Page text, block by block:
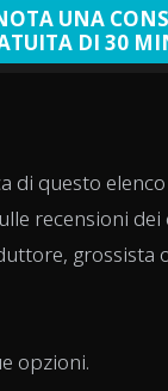
UNA
DI 30
di questo
recensioni dei
grossista
opzioni.